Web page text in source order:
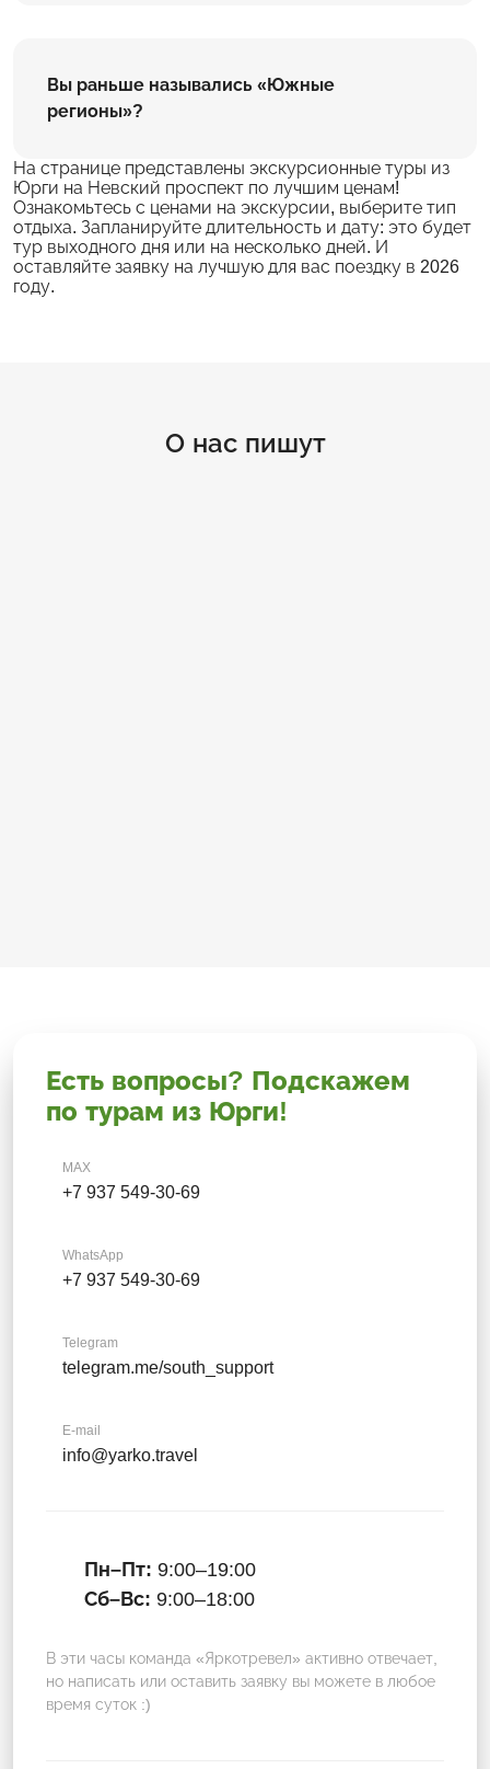
Вы раньше назывались «Южные
регионы»?
На странице представлены экскурсионные туры из
Юрги на Невский проспект по лучшим ценам!
Ознакомьтесь с ценами на экскурсии, выберите тип
отдыха. Запланируйте длительность и дату: это будет
тур выходного дня или на несколько дней. И
оставляйте заявку на лучшую для вас поездку в 2026
году.
О нас пишут
Есть вопросы? Подскажем
по турам из Юрги!
MAX
+7 937 549-30-69
WhatsApp
+7 937 549-30-69
Telegram
telegram.me/south_support
E-mail
info@yarko.travel
Пн–Пт: 9:00–19:00
Сб–Вс: 9:00–18:00
В эти часы команда «Яркотревел» активно отвечает,
но написать или оставить заявку вы можете в любое
время суток :)